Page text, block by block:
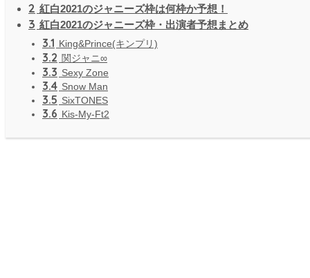
2 紅白2021のジャニーズ枠は何枠か予想！
3 紅白2021のジャニーズ枠・出演者予想まとめ
3.1 King&Prince(キンプリ)
3.2 関ジャニ∞
3.3 Sexy Zone
3.4 Snow Man
3.5 SixTONES
3.6 Kis-My-Ft2